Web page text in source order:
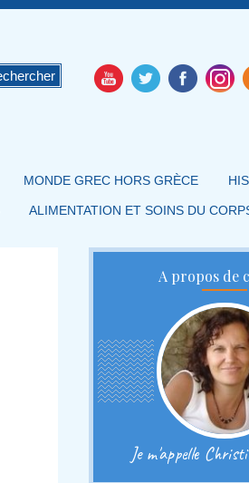
MONDE GREC HORS GRÈCE
ALIMENTATION ET SOINS DU
A propos de
Je m'appelle